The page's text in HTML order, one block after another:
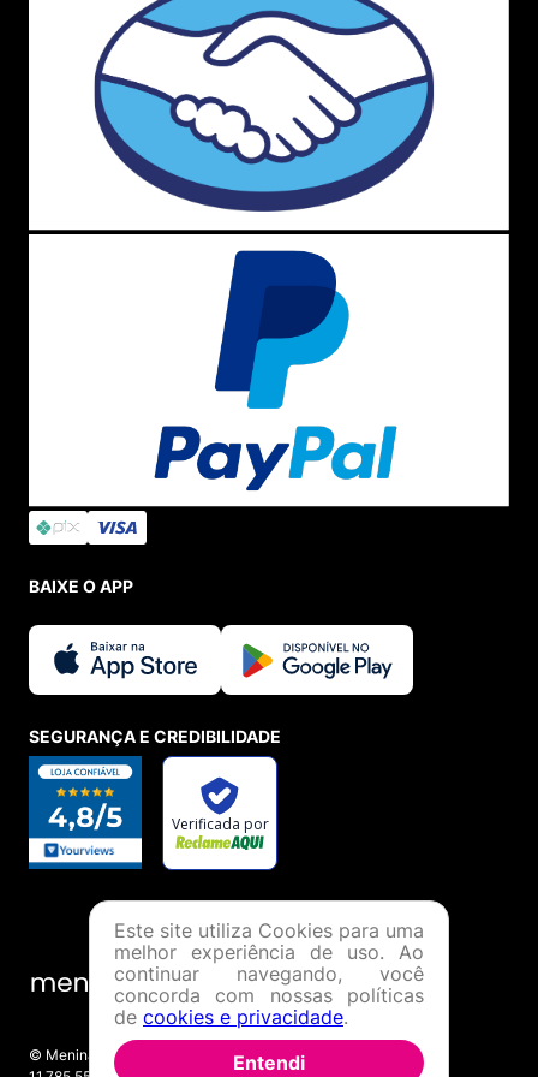
BAIXE O APP
SEGURANÇA E CREDIBILIDADE
© Menina Shoes Comércio de Modas Eireli - EPP CNPJ:
Este site utiliza Cookies para uma
melhor experiência de uso. Ao
continuar navegando, você
concorda com nossas políticas
de cookies e privacidade.
Entendi